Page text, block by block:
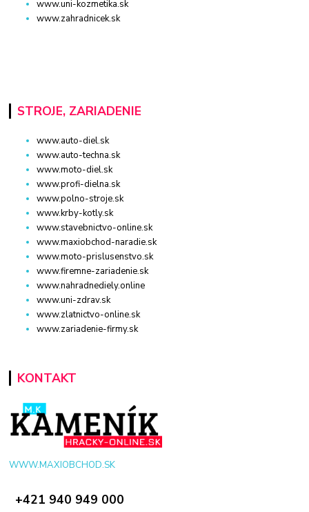
www.uni-kozmetika.sk
www.zahradnicek.sk
STROJE, ZARIADENIE
www.auto-diel.sk
www.auto-techna.sk
www.moto-diel.sk
www.profi-dielna.sk
www.polno-stroje.sk
www.krby-kotly.sk
www.stavebnictvo-online.sk
www.maxiobchod-naradie.sk
www.moto-prislusenstvo.sk
www.firemne-zariadenie.sk
www.nahradnediely.online
www.uni-zdrav.sk
www.zlatnictvo-online.sk
www.zariadenie-firmy.sk
KONTAKT
WWW.MAXIOBCHOD.SK
+421 940 949 000